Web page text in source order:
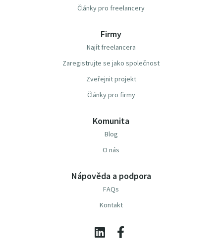
Články pro freelancery
Firmy
Najít freelancera
Zaregistrujte se jako společnost
Zveřejnit projekt
Články pro firmy
Komunita
Blog
O nás
Nápověda a podpora
FAQs
Kontakt